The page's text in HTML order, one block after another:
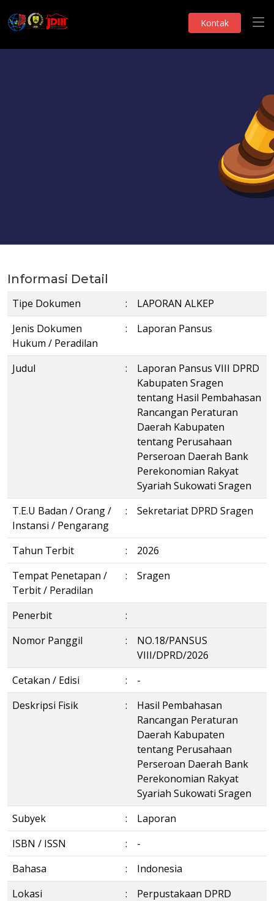
Kontak
Informasi Detail
Tipe Dokumen :
LAPORAN ALKEP
Jenis Dokumen
Hukum / Peradilan
: Laporan Pansus
Judul :
Laporan Pansus VIII DPRD
Kabupaten Sragen
tentang Hasil Pembahasan
Rancangan Peraturan
Daerah Kabupaten
tentang Perusahaan
Perseroan Daerah Bank
Perekonomian Rakyat
Syariah Sukowati Sragen
T.E.U Badan / Orang /
Instansi / Pengarang
: Sekretariat DPRD Sragen
Tahun Terbit :
2026
Tempat Penetapan /
Terbit / Peradilan
: Sragen
Penerbit
:
Nomor Panggil
:
NO.18/PANSUS
VIII/DPRD/2026
Cetakan / Edisi
:
-
Deskripsi Fisik
:
Hasil Pembahasan
Rancangan Peraturan
Daerah Kabupaten
tentang Perusahaan
Perseroan Daerah Bank
Perekonomian Rakyat
Syariah Sukowati Sragen
Subyek
:
Laporan
ISBN / ISSN
:
-
Bahasa
:
Indonesia
Lokasi
:
Perpustakaan DPRD